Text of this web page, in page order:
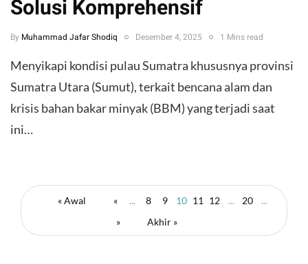
Solusi Komprehensif
By Muhammad Jafar Shodiq Desember 4, 2025 1 Mins read
Menyikapi kondisi pulau Sumatra khususnya provinsi
Sumatra Utara (Sumut), terkait bencana alam dan
krisis bahan bakar minyak (BBM) yang terjadi saat
ini…
« Awal « ... 8 9 10 11 12 ... 20
...
»
Akhir »